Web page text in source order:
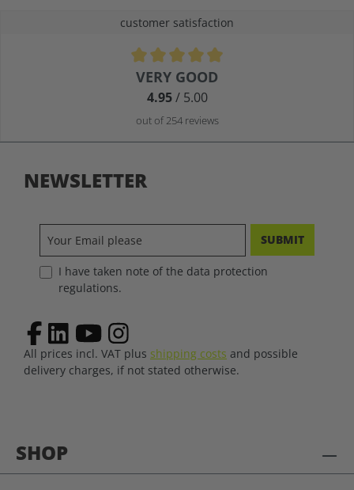
customer satisfaction
Average rating of 4.9 out of 5 stars
VERY GOOD
4.95/ 5.00
out of 254 reviews
SHOP
NEWSLETTER
SUBMIT
I have taken note of the data protection
regulations.
All prices incl. VAT plus shipping costs and possible
delivery charges, if not stated otherwise.